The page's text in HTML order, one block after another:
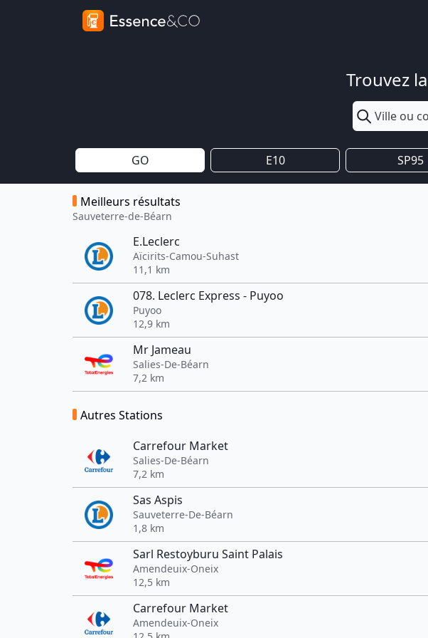
Trouvez
GO E10 SP95
Meilleurs résultats
Sauveterre-de-Béarn
E.Leclerc
Aïcirits-Camou-Suhast
11,1 km
078. Leclerc Express - Puyoo
Puyoo
12,9 km
Mr Jameau
Salies-De-Béarn
7,2 km
Autres Stations
Carrefour Market
Salies-De-Béarn
7,2 km
Sas Aspis
Sauveterre-De-Béarn
1,8 km
Sarl Restoyburu Saint Palais
Amendeuix-Oneix
12,5 km
Carrefour Market
Amendeuix-Oneix